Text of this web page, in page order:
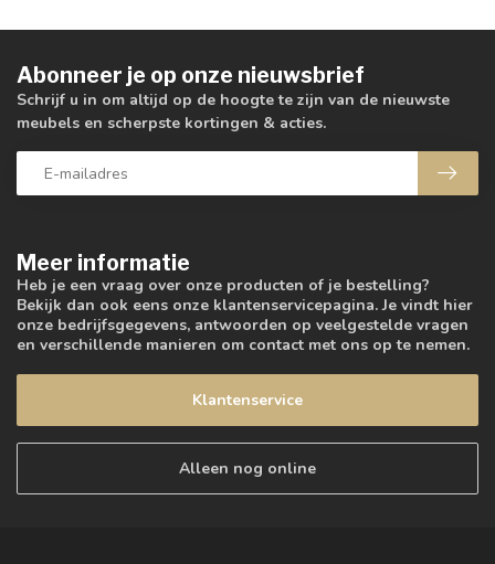
Meer informatie
Heb je een vraag over onze producten of je bestelling?
Bekijk dan ook eens onze klantenservicepagina. Je vindt hier
onze bedrijfsgegevens, antwoorden op veelgestelde vragen
en verschillende manieren om contact met ons op te nemen.
Klantenservice
Alleen nog online
Abonneer je op onze nieuwsbrief
Schrijf u in om altijd op de hoogte te zijn van de nieuwste
meubels en scherpste kortingen & acties.